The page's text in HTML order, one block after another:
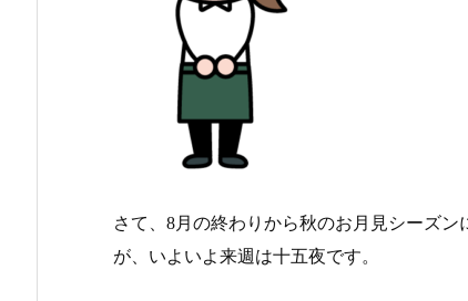
さて、8月の終わりから秋のお月見シーズ
が、いよいよ来週は十五夜です。